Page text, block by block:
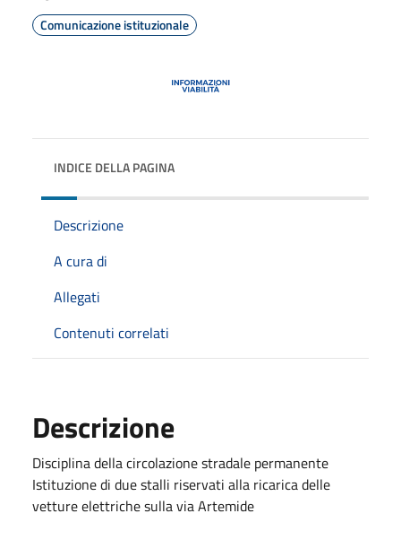
Comunicazione istituzionale
INDICE DELLA PAGINA
Descrizione
A cura di
Allegati
Contenuti correlati
Descrizione
Disciplina della circolazione stradale permanente
Istituzione di due stalli riservati alla ricarica delle
vetture elettriche sulla via Artemide